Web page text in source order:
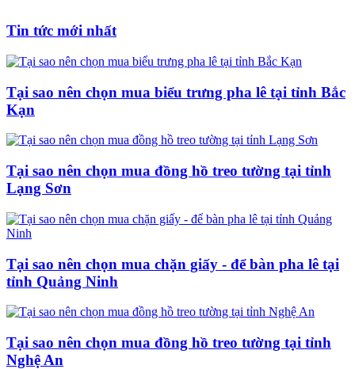
Tin tức mới nhất
Tại sao nên chọn mua biểu trưng pha lê tại tỉnh Bắc
Kạn
Tại sao nên chọn mua đồng hồ treo tường tại tỉnh
Lạng Sơn
Tại sao nên chọn mua chặn giấy - để bàn pha lê tại
tỉnh Quảng Ninh
Tại sao nên chọn mua đồng hồ treo tường tại tỉnh
Nghệ An